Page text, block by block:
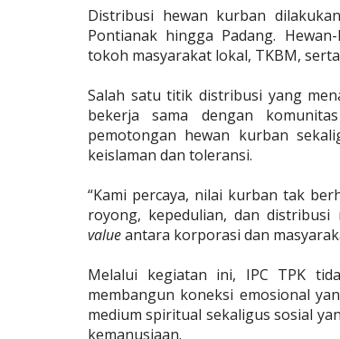
Distribusi hewan kurban
Pontianak hingga Padang.
tokoh masyarakat lokal, TKBM,
Salah satu titik distribusi yang
bekerja sama dengan
pemotongan hewan kurban
keislaman dan toleransi.
“Kami percaya, nilai kurban tak
royong, kepedulian, dan
valueantara korporasi dan
Melalui kegiatan ini, IPC TPK
membangun koneksi emosional
medium spiritual sekaligus sosial
kemanusiaan.